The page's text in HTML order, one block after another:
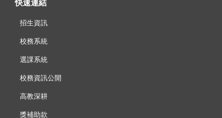
快速連結
招生資訊
校務系統
選課系統
校務資訊公開
高教深耕
獎補助款